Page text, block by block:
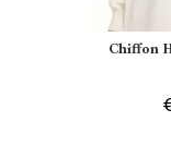
Chiffon